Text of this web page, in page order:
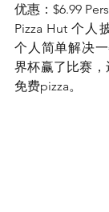
优惠：$6.99
Pizza Hut 个人
个人简单解决
界杯赢了比赛
免费pizza。